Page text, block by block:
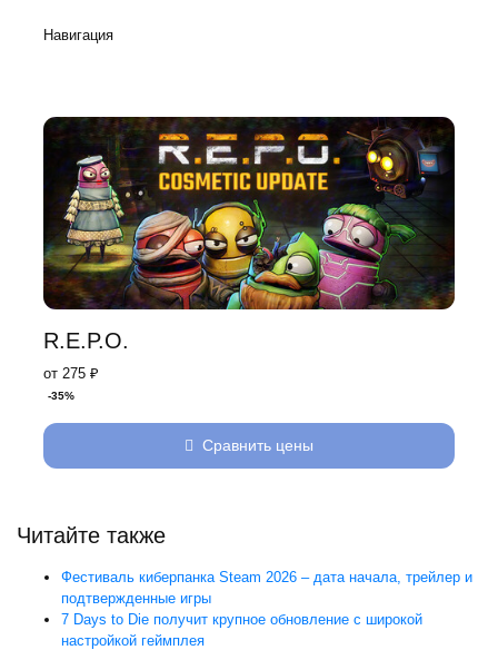
Навигация
R.E.P.O.
от 275 ₽
-35%
Сравнить цены
Читайте также
Фестиваль киберпанка Steam 2026 – дата начала, трейлер и
подтвержденные игры
7 Days to Die получит крупное обновление с широкой
настройкой геймплея